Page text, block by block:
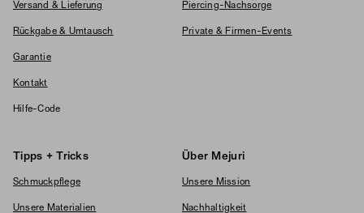
Versand & Lieferung
Rückgabe & Umtausch
Garantie
Kontakt
Hilfe-Code
Piercing-Nachsorge
Private & Firmen-Events
Tipps + Tricks
Schmuckpflege
Unsere Materialien
Über Mejuri
Unsere Mission
Nachhaltigkeit